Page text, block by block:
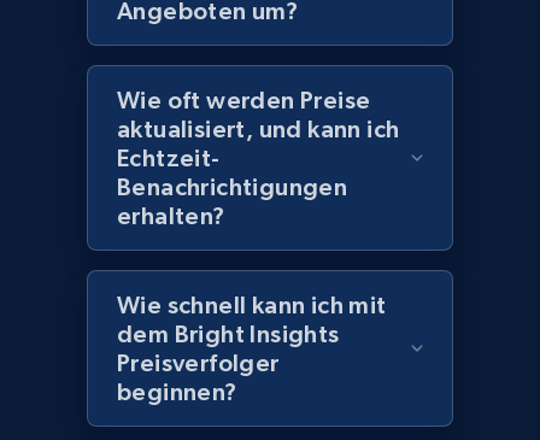
Amazon products global dataset - Collects
products by specific category URL
Title, Seller name, Brand, Description, Initial
price, Currency, Availability, Reviews count, and
2.1K+ 375+
Amazon products global dataset -
Collecting products by keyword search
Title, Seller name, Brand, Description, Initial
Angeboten um?
Wie oft werden Preise
aktualisiert, und kann ich
Echtzeit-
Benachrichtigungen
erhalten?
Wie schnell kann ich mit
dem Bright Insights
Preisverfolger
beginnen?